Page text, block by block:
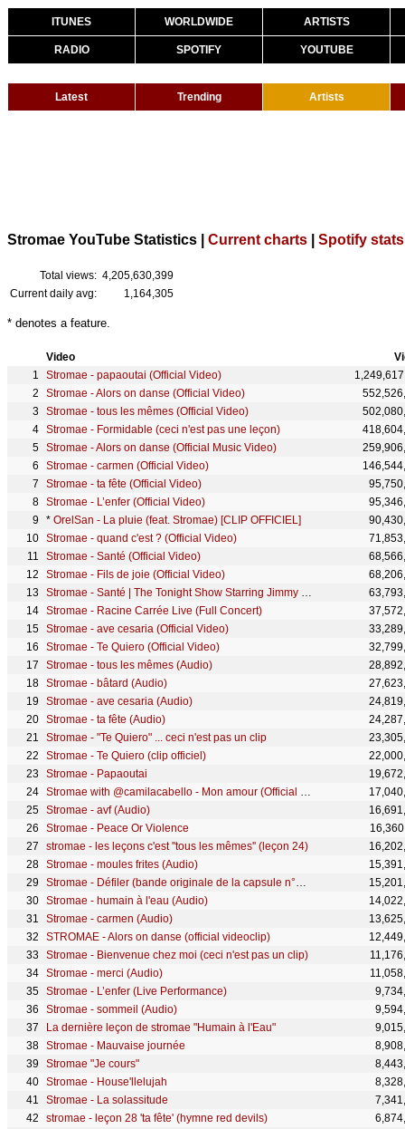
ITUNES WORLDWIDE ARTISTS
RADIO SPOTIFY YOUTUBE
Latest Trending Artists
Stromae YouTube Statistics | Current charts Spotify stats
Total views: 4,205,630,399
Current daily avg:
1,164,305
* denotes a feature.
Video
Stromae - papaoutai (Official Video)
Stromae - Alors on danse (Official Video)
Stromae - tous les mêmes (Official Video)
Stromae - Formidable (ceci n'est pas une leçon)
Stromae - Alors on danse (Official Music Video)
Stromae - carmen (Official Video)
Stromae - ta fête (Official Video)
Stromae - L’enfer (Official Video)
* OrelSan - La pluie (feat. Stromae) [CLIP OFFICIEL]
Stromae - quand c'est ? (Official Video)
Stromae - Santé (Official Video)
Stromae - Fils de joie (Official Video)
Stromae - Santé | The Tonight Show Starring Jimmy Fallon
Stromae - Racine Carrée Live (Full Concert)
Stromae - ave cesaria (Official Video)
Stromae - Te Quiero (Official Video)
Stromae - tous les mêmes (Audio)
Stromae - bâtard (Audio)
Stromae - ave cesaria (Audio)
Stromae - ta fête (Audio)
Stromae - "Te Quiero" ... ceci n'est pas un clip
Stromae - Te Quiero (clip officiel)
Stromae - Papaoutai
Stromae with @camilacabello - Mon amour (Official Music Video)
Stromae - avf (Audio)
Stromae - Peace Or Violence
stromae - les leçons c'est ''tous les mêmes'' (leçon 24)
Stromae - moules frites (Audio)
Stromae - Défiler (bande originale de la capsule n°5 Mosaert)
Stromae - humain à l'eau (Audio)
Stromae - carmen (Audio)
STROMAE - Alors on danse (official videoclip)
Stromae - Bienvenue chez moi (ceci n'est pas un clip)
Stromae - merci (Audio)
Stromae - L’enfer (Live Performance)
Stromae - sommeil (Audio)
La dernière leçon de stromae "Humain à l'Eau"
Stromae - Mauvaise journée
Stromae "Je cours"
Stromae - House'llelujah
Stromae - La solassitude
stromae - leçon 28 'ta fête' (hymne red devils)